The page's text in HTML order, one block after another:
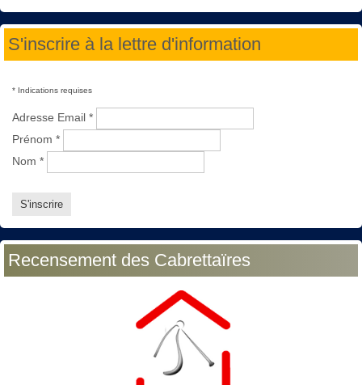
S'inscrire à la lettre d'information
* Indications requises
Adresse Email *
Prénom *
Nom *
Recensement des Cabrettaïres